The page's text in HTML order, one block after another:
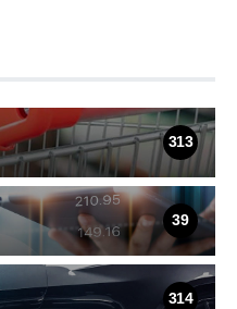
313
39
314